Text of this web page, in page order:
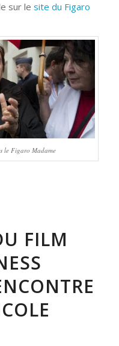
sur le site du Figaro
le Figaro Madame
FILM